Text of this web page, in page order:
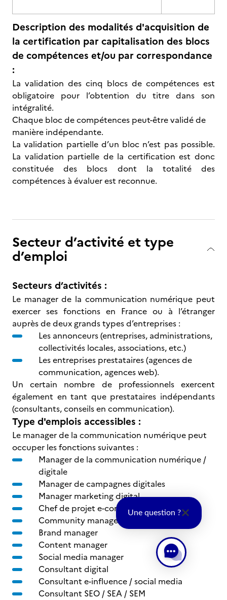
Description des modalités d'acquisition de
la certification par capitalisation des blocs
de compétences et/ou par correspondance
:
La validation des cinq blocs de compétences est
obligatoire pour l’obtention du titre dans son
intégralité.
Chaque bloc de compétences peut-être validé de
manière indépendante.
La validation partielle d’un bloc n’est pas possible.
La validation partielle de la certification est donc
constituée des blocs dont la totalité des
compétences à évaluer est reconnue.
Secteur d’activité et type
d’emploi
Secteurs d’activités :
Le manager de la communication numérique peut
exercer ses fonctions en France ou à l’étranger
auprès de deux grands types d’entreprises :
Les annonceurs (entreprises, administrations,
collectivités locales, associations, etc.)
Les entreprises prestataires (agences de
communication, agences web).
Un certain nombre de professionnels exercent
également en tant que prestataires indépendants
(consultants, conseils en communication).
Type d'emplois accessibles :
Le manager de la communication numérique peut
occuper les fonctions suivantes :
Manager de la communication numérique /
digitale
Manager de campagnes digitales
Manager marketing digital
Chef de projet e-commerce
Community manager
Brand manager
Content manager
Social media manager
Consultant digital
Consultant e-influence / social media
Consultant SEO / SEA / SEM
Une question ?